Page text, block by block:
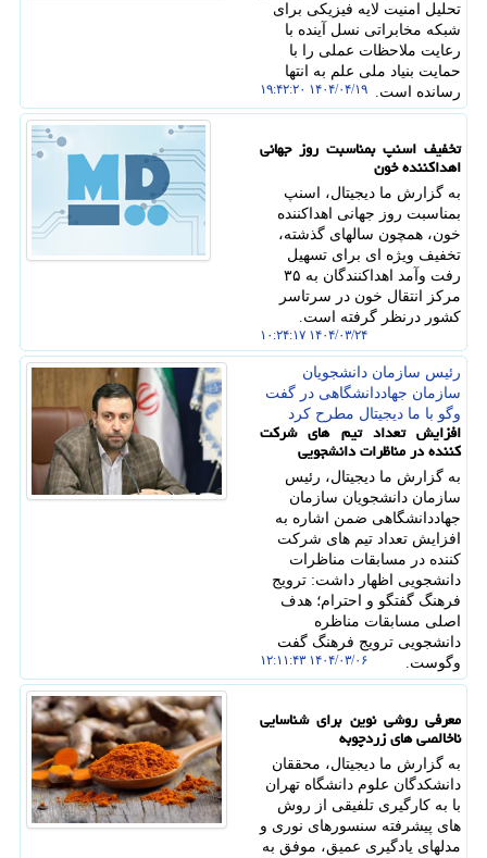
تحلیل امنیت لایه فیزیکی برای
شبکه مخابراتی نسل آینده با
رعایت ملاحظات عملی را با
حمایت بنیاد ملی علم به انتها
رسانده است.
۱۴۰۴/۰۴/۱۹ ۱۹:۴۲:۲۰
تخفیف اسنپ بمناسبت روز جهانی
اهداکننده خون
به گزارش ما دیجیتال، اسنپ
بمناسبت روز جهانی اهداکننده
خون، همچون سالهای گذشته،
تخفیف ویژه ای برای تسهیل
رفت وآمد اهداکنندگان به ۳۵
مرکز انتقال خون در سرتاسر
کشور درنظر گرفته است.
۱۴۰۴/۰۳/۲۴ ۱۰:۲۴:۱۷
رئیس سازمان دانشجویان
سازمان جهاددانشگاهی در گفت
وگو با ما دیجیتال مطرح كرد
افزایش تعداد تیم های شرکت
کننده در مناظرات دانشجویی
به گزارش ما دیجیتال، رئیس
سازمان دانشجویان سازمان
جهاددانشگاهی ضمن اشاره به
افزایش تعداد تیم های شرکت
کننده در مسابقات مناظرات
دانشجویی اظهار داشت: ترویج
فرهنگ گفتگو و احترام؛ هدف
اصلی مسابقات مناظره
دانشجویی ترویج فرهنگ گفت
وگوست.
۱۴۰۴/۰۳/۰۶ ۱۲:۱۱:۴۳
معرفی روشی نوین برای شناسایی
ناخالصی های زردچوبه
به گزارش ما دیجیتال، محققان
دانشکدگان علوم دانشگاه تهران
با به کارگیری تلفیقی از روش
های پیشرفته سنسورهای نوری و
مدلهای یادگیری عمیق، موفق به